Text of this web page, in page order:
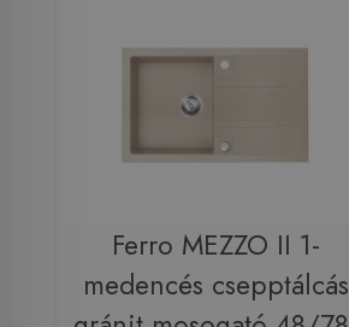
Ferro MEZZO II 1-
medencés csepptálcás